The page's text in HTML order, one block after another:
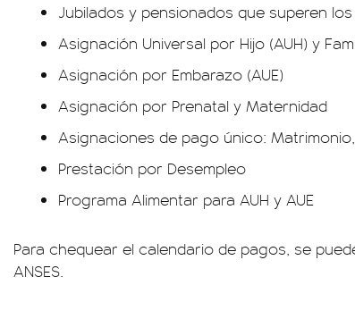
Jubilados y pensionados que superen los
Asignación Universal por Hijo (AUH) y
Asignación por Embarazo (AUE)
Asignación por Prenatal y Maternidad
Asignaciones de pago único:
Prestación por Desempleo
Programa Alimentar para AUH y AUE
Para chequear el calendario de pagos, se
ANSES.